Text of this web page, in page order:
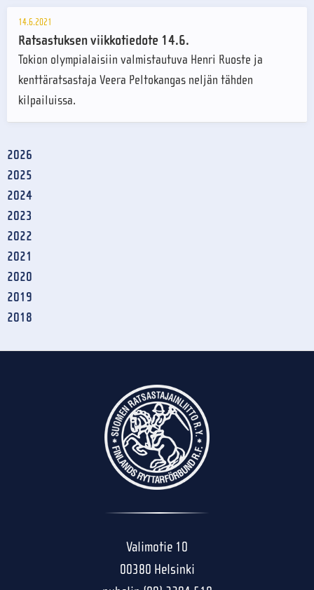
14.6.2021
Ratsastuksen viikkotiedote 14.6.
Tokion olympialaisiin valmistautuva Henri Ruoste ja
kenttäratsastaja Veera Peltokangas neljän tähden
kilpailuissa.
2026
2025
2024
2023
2022
2021
2020
2019
2018
Valimotie 10
00380 Helsinki